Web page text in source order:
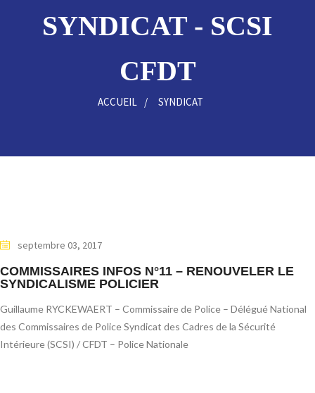
SYNDICAT - SCSI
CFDT
ACCUEIL SYNDICAT
septembre 03, 2017
COMMISSAIRES INFOS N°11 – RENOUVELER LE
SYNDICALISME POLICIER
Guillaume RYCKEWAERT – Commissaire de Police – Délégué National
des Commissaires de Police Syndicat des Cadres de la Sécurité
Intérieure (SCSI) / CFDT – Police Nationale